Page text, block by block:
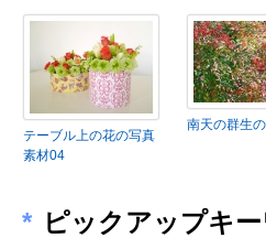
テーブル上の花の写真
素材04
南天の群生
* ピックアップキ